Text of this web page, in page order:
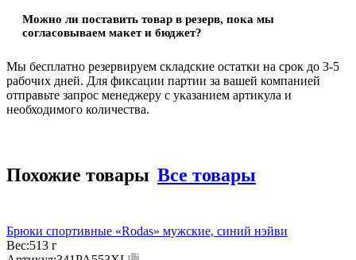
Можно ли поставить товар в резерв, пока мы
согласовываем макет и бюджет?
Мы бесплатно резервируем складские остатки на срок до 3-5
рабочих дней. Для фиксации партии за вашей компанией
отправьте запрос менеджеру с указанием артикула и
необходимого количества.
Похожие товары Все товары
Брюки спортивные «Rodas» мужские, синий нэйви
Вес:513 г